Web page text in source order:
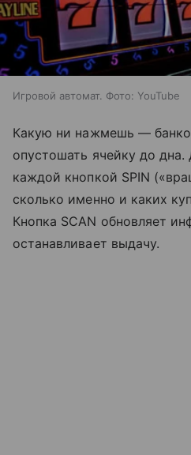
Игровой автомат. Фото: YouTube
Какую ни нажмешь —
опустошать ячейку до дна.
каждой кнопкой SPIN
сколько именно и каких
Кнопка SCAN обновляет
останавливает выдачу.